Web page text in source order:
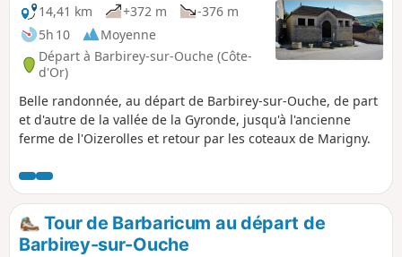
14,41 km
+372 m
-376 m
5h 10
Moyenne
Départ à Barbirey-sur-Ouche (Côte-
d'Or)
Belle randonnée, au départ de Barbirey-sur-Ouche, de part
et d'autre de la vallée de la Gyronde, jusqu'à l'ancienne
ferme de l'Oizerolles et retour par les coteaux de Marigny.
Tour de Barbaricum au départ de
Barbirey-sur-Ouche